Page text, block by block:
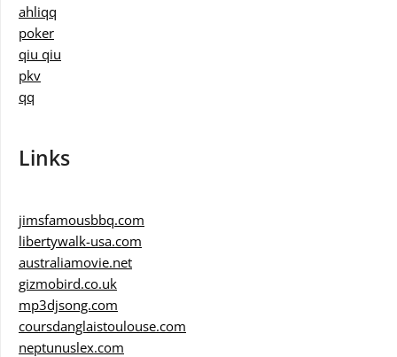
ahliqq
poker
qiu qiu
pkv
qq
Links
jimsfamousbbq.com
libertywalk-usa.com
australiamovie.net
gizmobird.co.uk
mp3djsong.com
coursdanglaistoulouse.com
neptunuslex.com